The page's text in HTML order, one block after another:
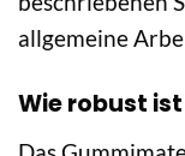
allgemeine
Wie robust